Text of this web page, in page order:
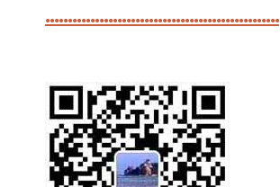
....................................................